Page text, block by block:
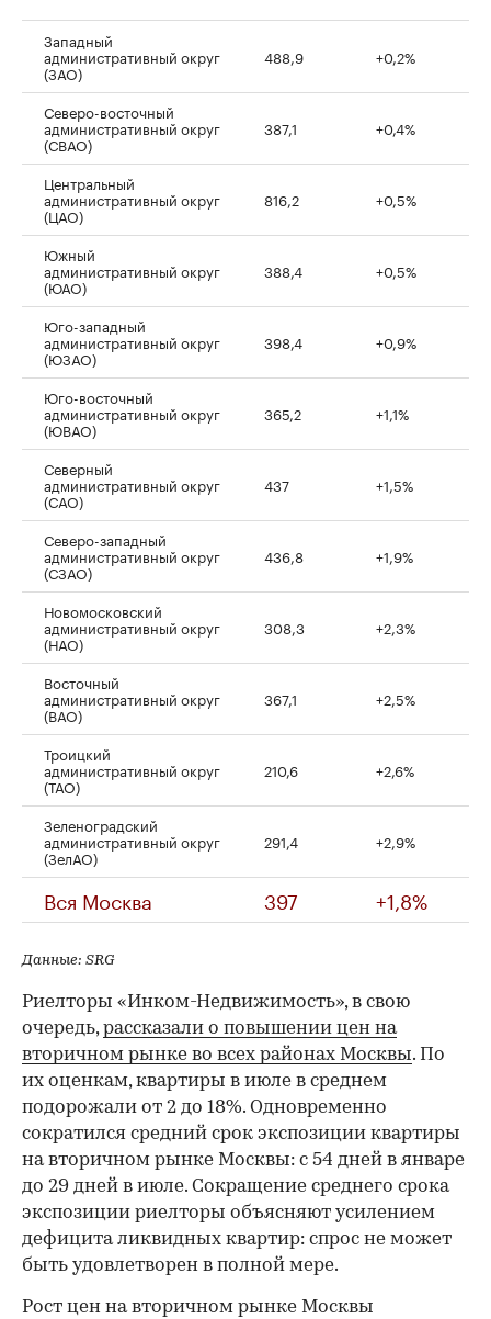
Западный
административный округ
(ЗАО)
488,9 +0,2%
Северо-восточный
административный округ
(СВАО)
387,1 +0,4%
Центральный
административный округ
(ЦАО)
816,2 +0,5%
Южный
административный округ
(ЮАО)
388,4 +0,5%
Юго-западный
административный округ
(ЮЗАО)
398,4 +0,9%
Юго-восточный
административный округ
(ЮВАО)
365,2 +1,1%
Северный
административный округ
(САО)
437 +1,5%
Северо-западный
административный округ
(СЗАО)
436,8 +1,9%
Новомосковский
административный округ
(НАО)
308,3 +2,3%
Восточный
административный округ
(ВАО)
367,1 +2,5%
Троицкий
административный округ
(ТАО)
210,6 +2,6%
Зеленоградский
административный округ
(ЗелАО)
291,4 +2,9%
Вся Москва 397 +1,8%
Данные: SRG
Риелторы «Инком-Недвижимость», в свою
очередь,рассказали о повышении цен на
вторичном рынке во всех районах Москвы. По
их оценкам, квартиры в июле в среднем
подорожали от 2 до 18%. Одновременно
сократился средний срок экспозиции квартиры
на вторичном рынке Москвы: с 54 дней в январе
до 29 дней в июле. Сокращение среднего срока
экспозиции риелторы объясняют усилением
дефицита ликвидных квартир: спрос не может
быть удовлетворен в полной мере.
Рост цен на вторичном рынке Москвы